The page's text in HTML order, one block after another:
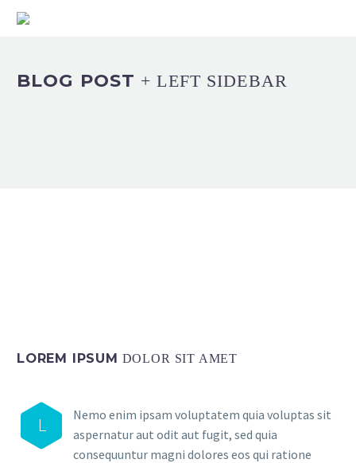
BLOG POST + LEFT SIDEBAR
LOREM IPSUM DOLOR SIT AMET
L
Nemo enim ipsam voluptatem quia voluptas sit
aspernatur aut odit aut fugit, sed quia
consequuntur magni dolores eos qui ratione